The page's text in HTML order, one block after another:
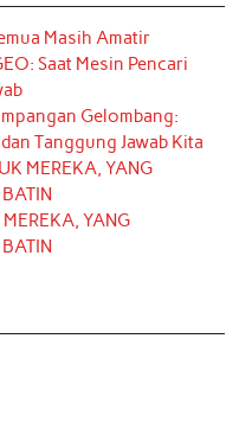
Masih Amatir
Saat Mesin Pencari
Gelombang:
Tanggung Jawab Kita
MEREKA, YANG
YANG